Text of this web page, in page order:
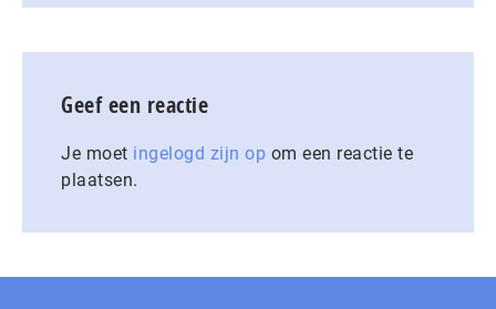
Geef een reactie
Je moet ingelogd zijn op om een reactie te
plaatsen.